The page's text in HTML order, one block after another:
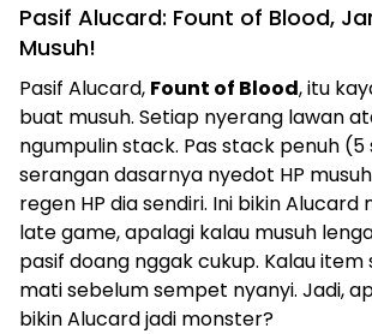
Pasif Alucard: Fount of Blood,
Musuh!
Pasif Alucard, Fount of Blood, itu
buat musuh. Setiap nyerang lawan
ngumpulin stack. Pas stack penuh
serangan dasarnya nyedot HP
regen HP dia sendiri. Ini bikin Alucard
late game, apalagi kalau musuh
pasif doang nggak cukup. Kalau item
mati sebelum sempet nyanyi. Jadi,
bikin Alucard jadi monster?